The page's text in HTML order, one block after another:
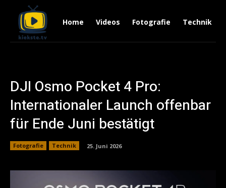
Home Videos Fotografie Technik
DJI Osmo Pocket 4 Pro:
Internationaler Launch offenbar
für Ende Juni bestätigt
Fotografie Technik 25. Juni 2026